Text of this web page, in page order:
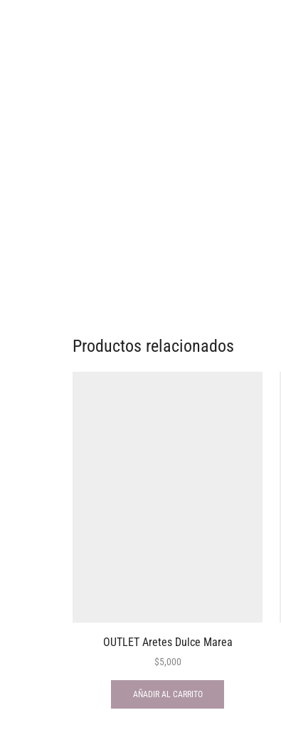
Productos relacionados
OUTLET Aretes Dulce Marea
$5,000
AÑADIR AL CARRITO